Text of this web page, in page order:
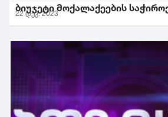
ბიუჯეტი მოქალაქეების
22 დეკ. 2023